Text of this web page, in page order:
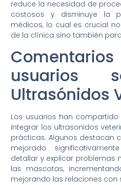
reduce la necesidad de
costosos y disminuye la
médicos, lo cual es crucial
de la clínica sino también
Comentarios
usuarios
Ultrasónidos
Los usuarios han
integrar los ultrasonidos
prácticas. Algunos destacan
mejorado
detallar y explicar problemas
las mascotas,
mejorando las relaciones con